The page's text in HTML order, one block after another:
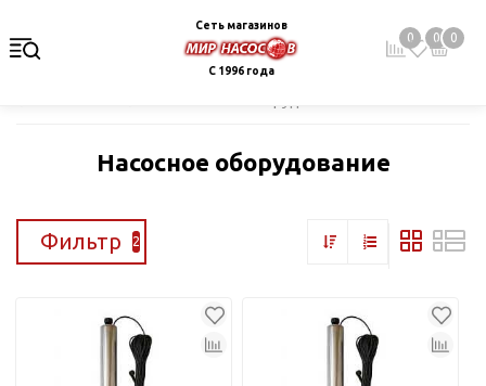
Сеть магазинов
С 1996 года
0 0 0
Насосное оборудование
Фильтр 2